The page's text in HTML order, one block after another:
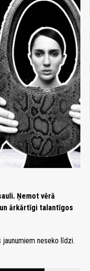
Ņemot vērā
ārkārtīgi talantīgos
neseko līdzi.